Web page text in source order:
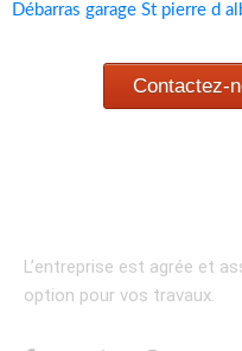
Débarras garage St pierre d
Contactez-
L’entreprise est agrée et
option pour vos travaux.